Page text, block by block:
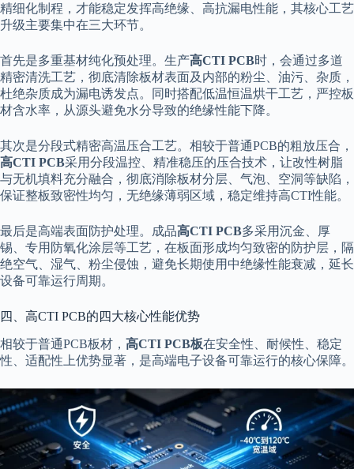
精细化制程，才能稳定发挥高绝缘、高抗漏电性能，其核心工艺
升级主要集中在三大环节。
首先是多重基材纯化预处理。生产高CTI PCB时，会通过多道
精密清洗工艺，彻底清除板材表面及内部的粉尘、油污、杂质，
杜绝杂质成为漏电诱发点。同时搭配低温恒温烘干工艺，严控板
材含水率，从源头避免水分导致的绝缘性能下降。
其次是分段式精密高温压合工艺。相较于普通PCB的粗放压合，
高CTI PCB采用分段温控、精准稳压的压合技术，让改性树脂
与无机填料充分融合，彻底消除板材分层、气泡、空洞等缺陷，
保证整板致密性均匀，无绝缘薄弱区域，稳定维持高CTI性能。
最后是高端表面防护处理。成品高CTI PCB多采用沉金、厚
锡、专用防氧化涂层等工艺，在板面形成均匀致密的防护层，隔
绝空气、湿气、粉尘侵蚀，避免长期使用中绝缘性能衰减，延长
设备可靠运行周期。
四、高CTI PCB的四大核心性能优势
相较于普通PCB板材， 高CTI PCB板在安全性、耐候性、稳定
性、适配性上优势显著，是高端电子设备可靠运行的核心保障。